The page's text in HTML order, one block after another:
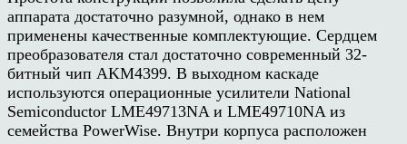
аппарата достаточно разумной, однако в нем
применены качественные комплектующие. Сердцем
преобразователя стал достаточно современный 32-
битный чип AKM4399. В выходном каскаде
используются операционные усилители National
Semiconductor LME49713NA и LME49710NA из
семейства PowerWise. Внутри корпуса расположен